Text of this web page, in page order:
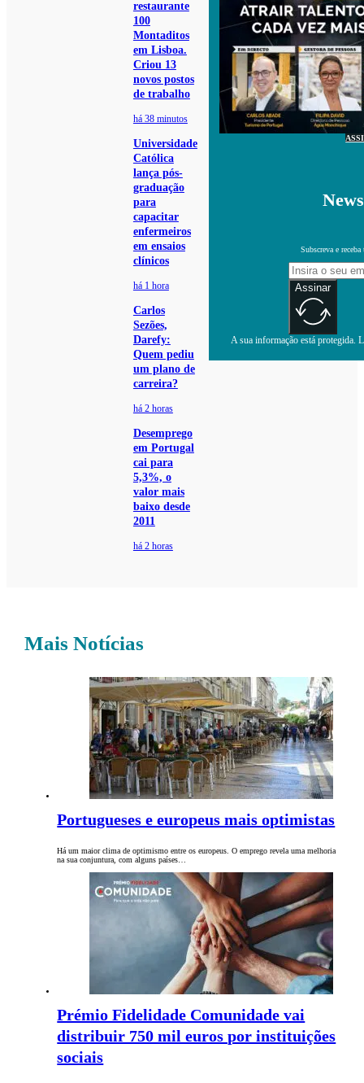
restaurante
100
Montaditos
em Lisboa.
Criou 13
novos postos
de trabalho
há 38 minutos
Universidade
Católica
lança pós-
graduação
para
capacitar
enfermeiros
em ensaios
clínicos
há 1 hora
Carlos
Sezões,
Darefy:
Quem pediu
um plano de
carreira?
há 2 horas
Desemprego
em Portugal
cai para
5,3%, o
valor mais
baixo desde
2011
há 2 horas
Subscreva e
Assinar
A sua informação está protegida.
Mais Notícias
Portugueses e europeus mais optimistas
Há um maior clima de optimismo entre os europeus. O emprego revela uma melhoria
na sua conjuntura, com alguns países…
Prémio Fidelidade Comunidade vai
distribuir 750 mil euros por instituições
sociais